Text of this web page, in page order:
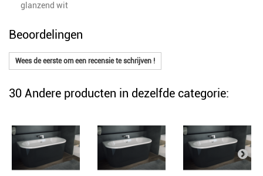
glanzend wit
Beoordelingen
Wees de eerste om een recensie te schrijven !
30 Andere producten in dezelfde categorie: